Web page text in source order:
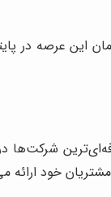
این عرصه در
شرکت‌ها
خود ارائه